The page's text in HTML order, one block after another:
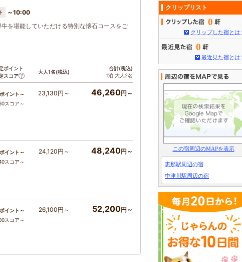
～10:00
を堪能していただける特別な懐石コースをご
ポイント
スコア
大人1名(税込)
合計(税込)
1泊 大人2名
ポイント～
スコア～
23,130円～ 46,260円～
ポイント～
スコア～
24,120円～ 48,240円～
ポイント～
スコア～
26,100円～ 52,200円～
クリップリスト
0
クリップした宿とは
0
最近見た宿とは
この宿周辺のMAPを表示
恵那駅周辺の宿
中津川駅周辺の宿